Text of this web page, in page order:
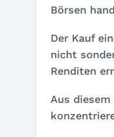
Börsen
Der Kauf
nicht
Renditen
Aus